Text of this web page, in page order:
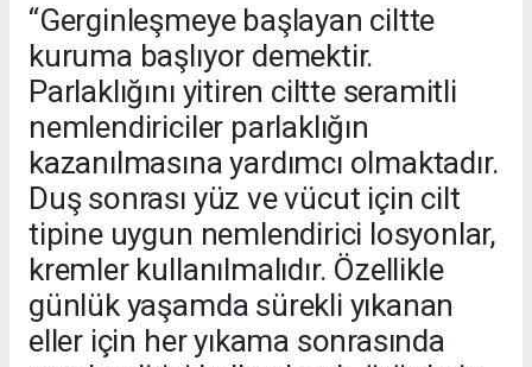
“Gerginleşmeye başlayan ciltte
kuruma başlıyor demektir.
Parlaklığını yitiren ciltte seramitli
nemlendiriciler parlaklığın
kazanılmasına yardımcı olmaktadır.
Duş sonrası yüz ve vücut için cilt
tipine uygun nemlendirici losyonlar,
kremler kullanılmalıdır. Özellikle
günlük yaşamda sürekli yıkanan
eller için her yıkama sonrasında